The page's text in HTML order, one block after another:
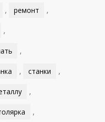
, ремонт ,
,
,
, станки ,
,
,